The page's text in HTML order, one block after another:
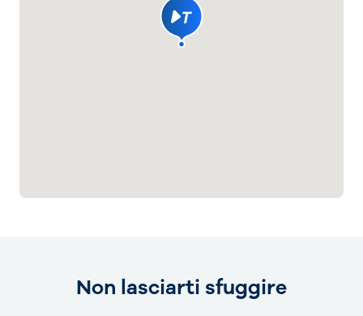
Non lasciarti sfuggire